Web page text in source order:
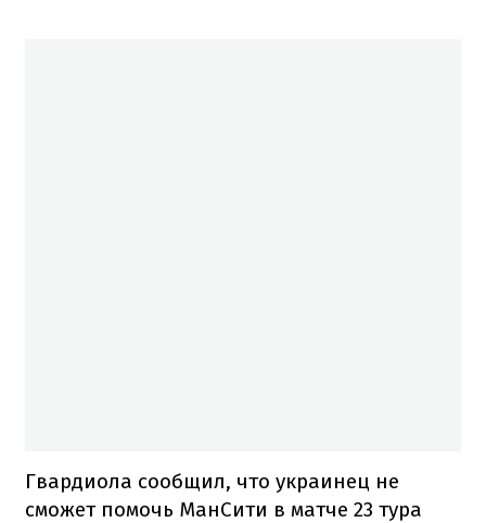
Гвардиола сообщил, что украинец не
сможет помочь МанСити в матче 23 тура